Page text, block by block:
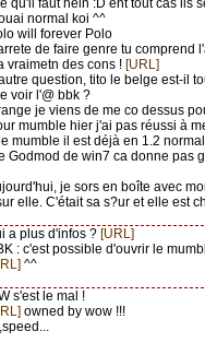
qu'il faut hein :D ent tout cas ils
normal koi ^^
will forever Polo
de faire genre tu comprend
vraimetn des cons ! [URL]
question, tito le belge est-il
voir l'@ bbk ?
je viens de me co dessus
mumble hier j'ai pas réussi à
mumble il est déjà en 1.2
Godmod de win7 ca donne pas
je sors en boîte avec
elle. C'était sa s?ur et elle est
a plus d'infos ? [URL]
: c'est possible d'ouvrir le
^^
s'est le mal !
owned by wow !!!